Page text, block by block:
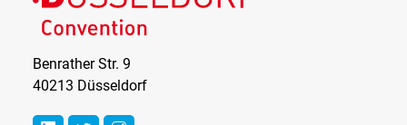
Convention
Benrather Str. 9
40213 Düsseldorf